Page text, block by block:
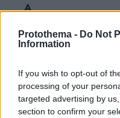
Protothema - Do Not
Information
If you wish to opt-out of
processing of your
targeted advertising by
section to confirm your
Α
Άμα τους πεις να
πως θέλεις να τους